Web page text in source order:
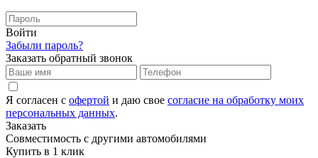
Войти
Забыли пароль?
Заказать обратный звонок
Я согласен с офертой и даю свое согласие на обработку моих
персональных данных.
Заказать
Совместимость с другими автомобилями
Купить в 1 клик